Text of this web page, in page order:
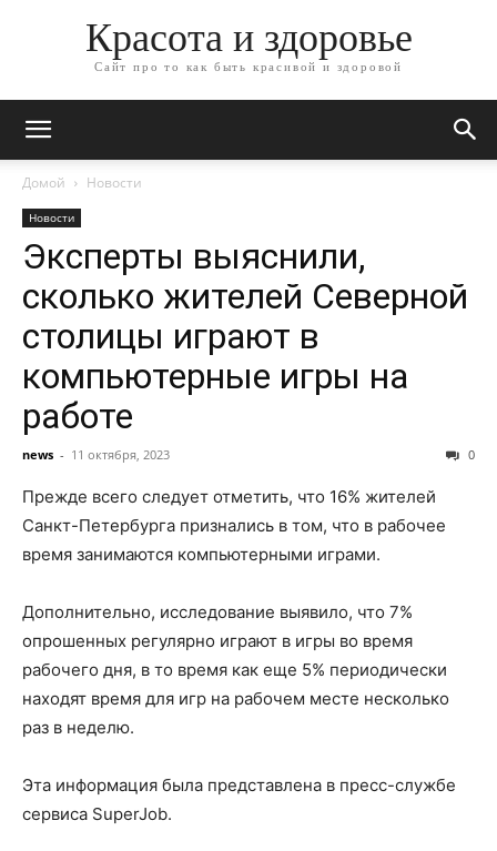
Красота и здоровье
Сайт про то как быть красивой и здоровой
Домой Новости
Новости
Эксперты выяснили,
сколько жителей Северной
столицы играют в
компьютерные игры на
работе
news - 11 октября, 2023 0
Прежде всего следует отметить, что 16% жителей
Санкт-Петербурга признались в том, что в рабочее
время занимаются компьютерными играми.
Дополнительно, исследование выявило, что 7%
опрошенных регулярно играют в игры во время
рабочего дня, в то время как еще 5% периодически
находят время для игр на рабочем месте несколько
раз в неделю.
Эта информация была представлена в пресс-службе
сервиса SuperJob.